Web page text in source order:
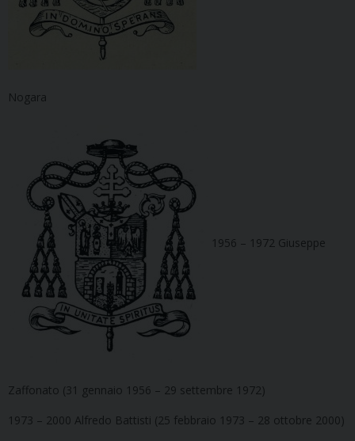
Nogara
1956 – 1972 Giuseppe
Zaffonato (31 gennaio 1956 – 29 settembre 1972)
1973 – 2000 Alfredo Battisti (25 febbraio 1973 – 28 ottobre 2000)